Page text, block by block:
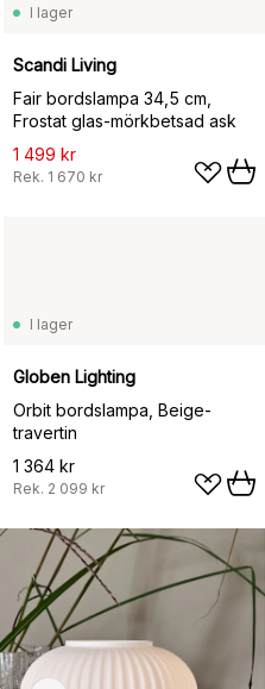
I lager
Scandi Living
Fair bordslampa 34,5 cm,
Frostat glas-mörkbetsad ask
1 499 kr
Rek. 1 670 kr
I lager
Globen Lighting
Orbit bordslampa, Beige-
travertin
1 364 kr
Rek. 2 099 kr
1 159 kr